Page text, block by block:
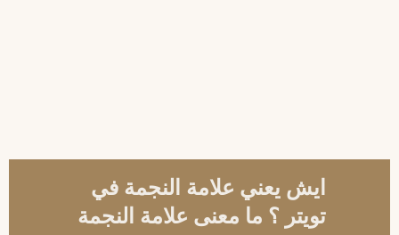
ايش يعني علامة النجمة في
تويتر ؟ ما معنى علامة النجمة